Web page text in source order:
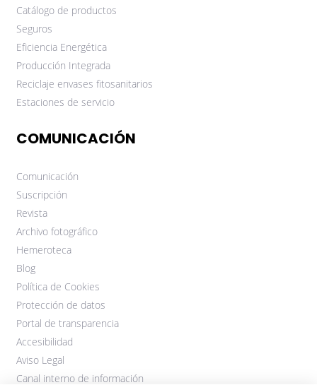
Catálogo de productos
Seguros
Eficiencia Energética
Producción Integrada
Reciclaje envases fitosanitarios
Estaciones de servicio
COMUNICACIÓN
Comunicación
Suscripción
Revista
Archivo fotográfico
Hemeroteca
Blog
Política de Cookies
Protección de datos
Portal de transparencia
Accesibilidad
Aviso Legal
Canal interno de información